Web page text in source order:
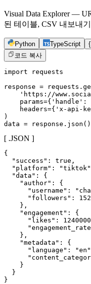
Visual Data Explorer —
된 테이블, CSV 내보내
Python TypeScript
코드 복사
import requests
response =
'https://
params={'handle':
headers={'x-api-
)
data = response.json()
[ .JSON ]
{
  "success": true,
"platform":
  "data": {
    "author": {
"username":
"followers":
    },
    "engagement": {
"likes":
    },
    "metadata": {
"language":
    }
  }
}